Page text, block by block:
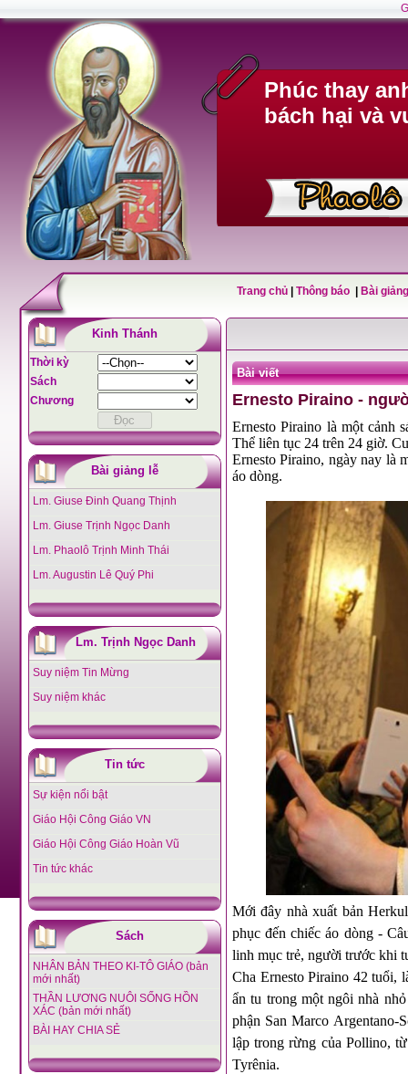
Phúc thay
bách hại và
Trang chủ Thông báo Bài
Kinh Thánh
Thời kỳ
Sách
Chương
Bài giảng lễ
Lm. Giuse Đinh Quang Thịnh
Lm. Giuse Trịnh Ngọc Danh
Lm. Phaolô Trịnh Minh Thái
Lm. Augustin Lê Quý Phi
Lm. Trịnh Ngọc Danh
Suy niệm Tin Mừng
Suy niệm khác
Tin tức
Sự kiện nổi bật
Giáo Hội Công Giáo VN
Giáo Hội Công Giáo Hoàn Vũ
Tin tức khác
Sách
NHÂN BẢN THEO KI-TÔ GIÁO (bản
mới nhất)
THẦN LƯƠNG NUÔI SỐNG HỒN
XÁC (bản mới nhất)
BÀI HAY CHIA SẺ
Bài viết
Ernesto Piraino -
Ernesto Piraino là một cảnh
Thể liên tục 24 trên 24 giờ.
Ernesto Piraino, ngày nay là
áo dòng.
Mới đây nhà xuất bản
phục đến chiếc áo dòng -
linh mục trẻ, người trước khi
Cha Ernesto Piraino 42 tuổi,
ẩn tu trong một ngôi nhà
phận San Marco Argentano-
lập trong rừng của Pollino,
Tyrênia.